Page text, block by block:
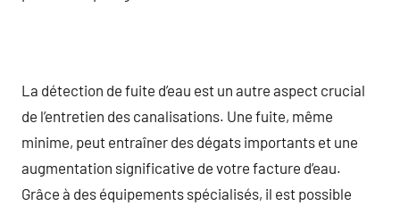
La détection de fuite d’eau est un autre aspect crucial
de l’entretien des canalisations. Une fuite, même
minime, peut entraîner des dégats importants et une
augmentation significative de votre facture d’eau.
Grâce à des équipements spécialisés, il est possible